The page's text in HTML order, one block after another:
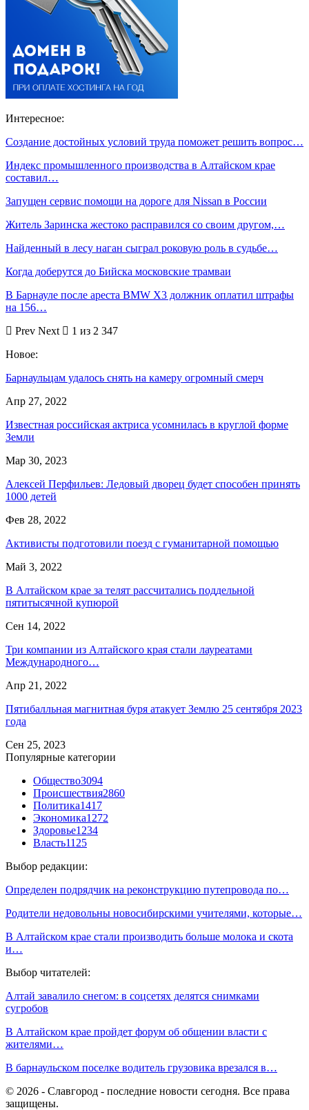
Интересное:
Создание достойных условий труда поможет решить вопрос…
Индекс промышленного производства в Алтайском крае
составил…
Запущен сервис помощи на дороге для Nissan в России
Житель Заринска жестоко расправился со своим другом,…
Найденный в лесу наган сыграл роковую роль в судьбе…
Когда доберутся до Бийска московские трамваи
В Барнауле после ареста BMW X3 должник оплатил штрафы
на 156…
Prev Next
1 из 2 347
Новое:
Барнаульцам удалось снять на камеру огромный смерч
Апр 27, 2022
Известная российская актриса усомнилась в круглой форме
Земли
Мар 30, 2023
Алексей Перфильев: Ледовый дворец будет способен принять
1000 детей
Фев 28, 2022
Активисты подготовили поезд с гуманитарной помощью
Май 3, 2022
В Алтайском крае за телят рассчитались поддельной
пятитысячной купюрой
Сен 14, 2022
Три компании из Алтайского края стали лауреатами
Международного…
Апр 21, 2022
Пятибалльная магнитная буря атакует Землю 25 сентября 2023
года
Сен 25, 2023
Популярные категории
Общество3094
Происшествия2860
Политика1417
Экономика1272
Здоровье1234
Власть1125
Выбор редакции:
Определен подрядчик на реконструкцию путепровода по…
Родители недовольны новосибирскими учителями, которые…
В Алтайском крае стали производить больше молока и скота
и…
Выбор читателей:
Алтай завалило снегом: в соцсетях делятся снимками
сугробов
В Алтайском крае пройдет форум об общении власти с
жителями…
В барнаульском поселке водитель грузовика врезался в…
© 2026 - Славгород - последние новости сегодня. Все права
защищены.